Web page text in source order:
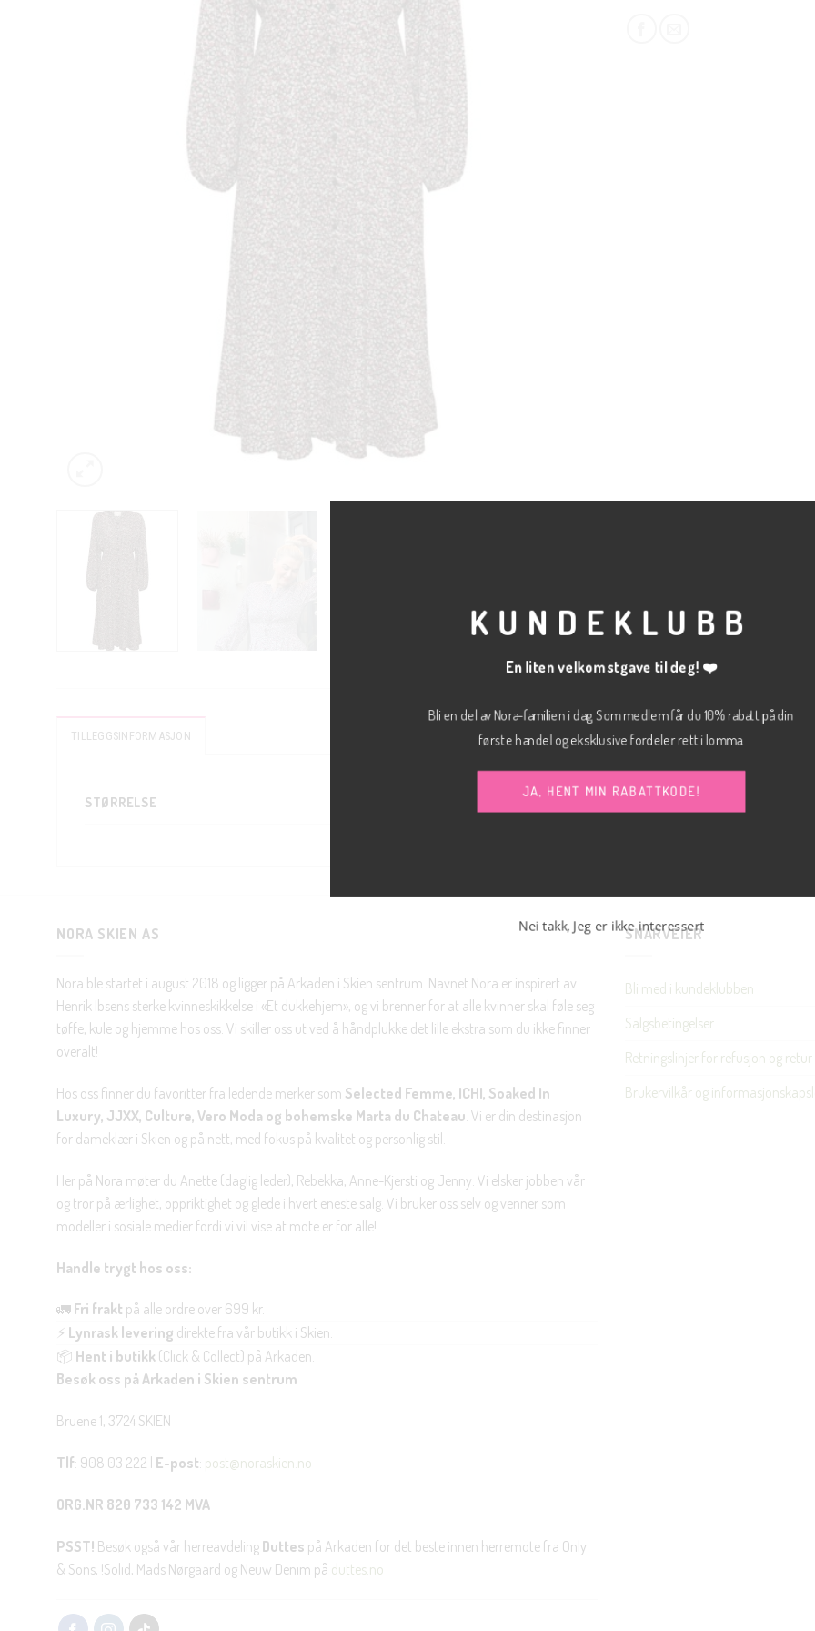
TILLEGGSINFORMASJON
STØRRELSE
NORA SKIEN AS
Nora ble startet i august 2018 og ligger på Arkaden i Skien sentrum. Navnet Nora er inspirert av
Henrik Ibsens sterke kvinneskikkelse i «Et dukkehjem», og vi brenner for at alle kvinner skal føle seg
tøffe, kule og hjemme hos oss. Vi skiller oss ut ved å håndplukke det lille ekstra som du ikke finner
overalt!
Hos oss finner du favoritter fra ledende merker som Selected Femme, ICHI, Soaked In
Luxury, JJXX, Culture, Vero Moda og bohemske Marta du Chateau. Vi er din destinasjon
for dameklær i Skien og på nett, med fokus på kvalitet og personlig stil.
Her på Nora møter du Anette (daglig leder), Rebekka, Anne-Kjersti og Jenny. Vi elsker jobben vår
og tror på ærlighet, oppriktighet og glede i hvert eneste salg. Vi bruker oss selv og venner som
modeller i sosiale medier fordi vi vil vise at mote er for alle!
Handle trygt hos oss:
🚛 Fri frakt på alle ordre over 699 kr.
⚡ Lynrask levering direkte fra vår butikk i Skien.
📦 Hent i butikk (Click & Collect) på Arkaden.
Besøk oss på Arkaden i Skien sentrum
Bruene 1, 3724 SKIEN
Tlf: 908 03 222 | E-post: post@noraskien.no
ORG.NR 820 733 142 MVA
PSST! Besøk også vår herreavdeling Duttes på Arkaden for det beste innen herremote fra Only
& Sons, !Solid, Mads Nørgaard og Neuw Denim på duttes.no
SNARVEIER
Bli med i kundeklubben
Salgsbetingelser
Retningslinjer for refusjon og retur
Brukervilkår og
KUNDEKLUBB
En liten velkomstgave til deg! ❤️
Bli en del av Nora-familien i dag. Som medlem får du 10% rabatt på din
første handel og eksklusive fordeler rett i lomma.
JA, HENT MIN RABATTKODE!
Nei takk, Jeg er ikke interessert